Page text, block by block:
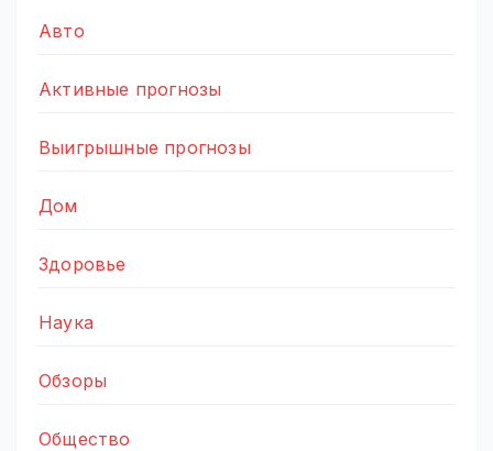
Авто
Активные прогнозы
Выигрышные прогнозы
Дом
Здоровье
Наука
Обзоры
Общество